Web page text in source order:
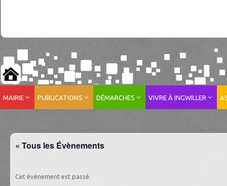
MAIRIE PUBLICATIONS DÉMARCHES VIVRE À INGWILLER
« Tous les Évènements
Cet évènement est passé.